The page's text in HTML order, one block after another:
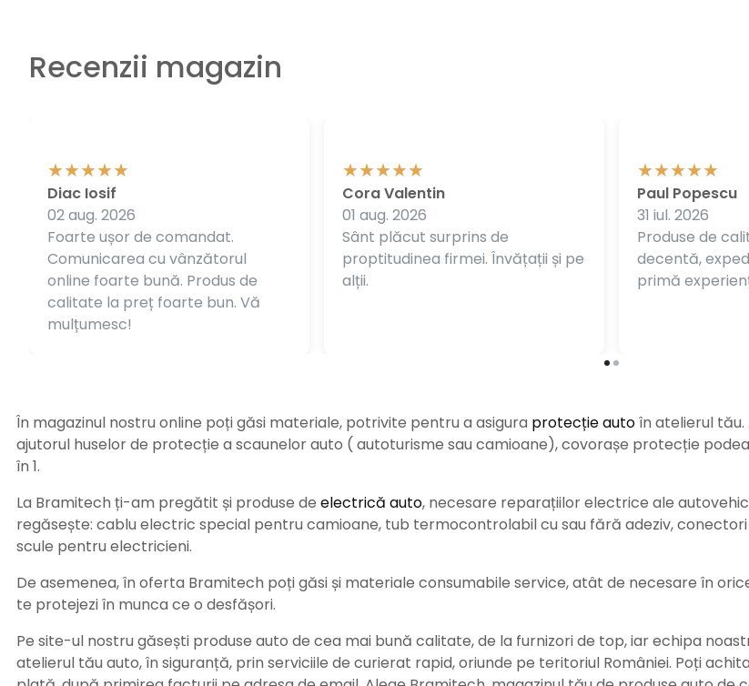
Recenzii magazin
Foarte ușor de comandat.
Comunicarea cu vânzătorul
online foarte bună. Produs de
calitate la preț foarte bun. Vă
mulțumesc!
Diac Iosif
02 aug. 2026
Sânt plăcut surprins de
proptitudinea firmei. Învățații și pe
alții.
Cora Valentin
01 aug. 2026
Produse de
decentă,
primă
Paul Popescu
31 iul. 2026
În magazinul nostru online poți găsi materiale, potrivite pentru a asigura protecție autoîn atelierul
ajutorul huselor de protecție a scaunelor auto ( autoturisme sau camioane), covorașe protecție
în 1.
La Bramitech ți-am pregătit și produse de electrică auto, necesare reparațiilor electrice ale
regăsește: cablu electric special pentru camioane, tub termocontrolabil cu sau fără adeziv,
scule pentru electricieni.
De asemenea, în oferta Bramitech poți găsi și materiale consumabile service, atât de necesare în
te protejezi în munca ce o desfășori.
Pe site-ul nostru găsești produse auto de cea mai bună calitate, de la furnizori de top, iar echipa
atelierul tău auto, în siguranță, prin serviciile de curierat rapid, oriunde pe teritoriul României. Poți